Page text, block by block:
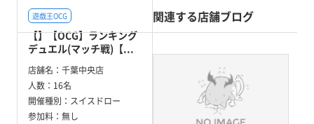
遊戯王OCG
【】【OCG】ランキング
デュエル(マッチ戦)【...
店舗名： 千葉中央店
人数： 16名
開催種別： スイスドロー
参加料： 無し
関連する店舗ブログ